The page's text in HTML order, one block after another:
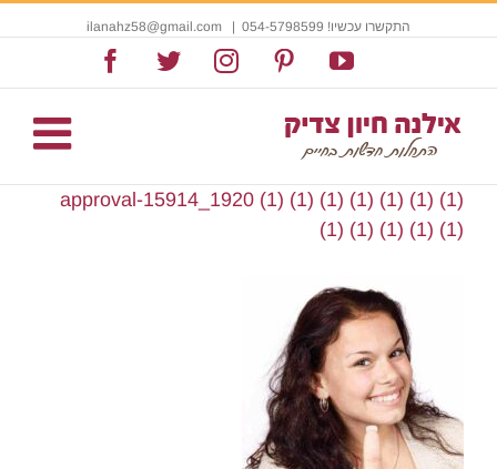
התקשרו עכשיו! 054-5798599 |
YouTube
Pinterest
Instagram
Twitter
approval-15914_1920 (1) (1) (1) (1) (1) (1) (1)
(1) (1) (1) (1) (1)